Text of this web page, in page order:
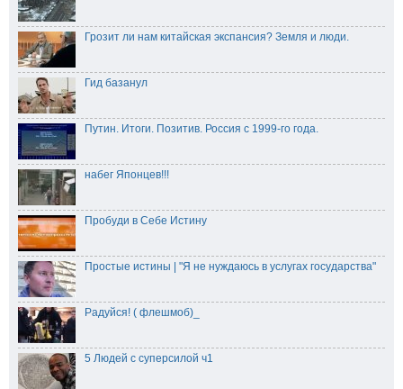
Грозит ли нам китайская экспансия? Земля и люди.
Гид базанул
Путин. Итоги. Позитив. Россия с 1999-го года.
набег Японцев!!!
Пробуди в Себе Истину
Простые истины | "Я не нуждаюсь в услугах государства"
Радуйся! ( флешмоб)_
5 Людей с суперсилой ч1